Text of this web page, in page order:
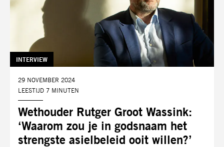
Wethouder Rutger Groot Wassink:
‘Waarom zou je in godsnaam het
strengste asielbeleid ooit willen?’
TAG:
INTERVIEW
DATUM:
29 NOVEMBER 2024
LEESTIJD 7 MINUTEN